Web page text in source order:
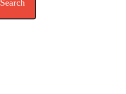
Search